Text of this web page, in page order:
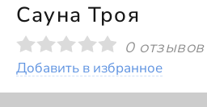
Сауна Троя
0 отзывов
Добавить в избранное